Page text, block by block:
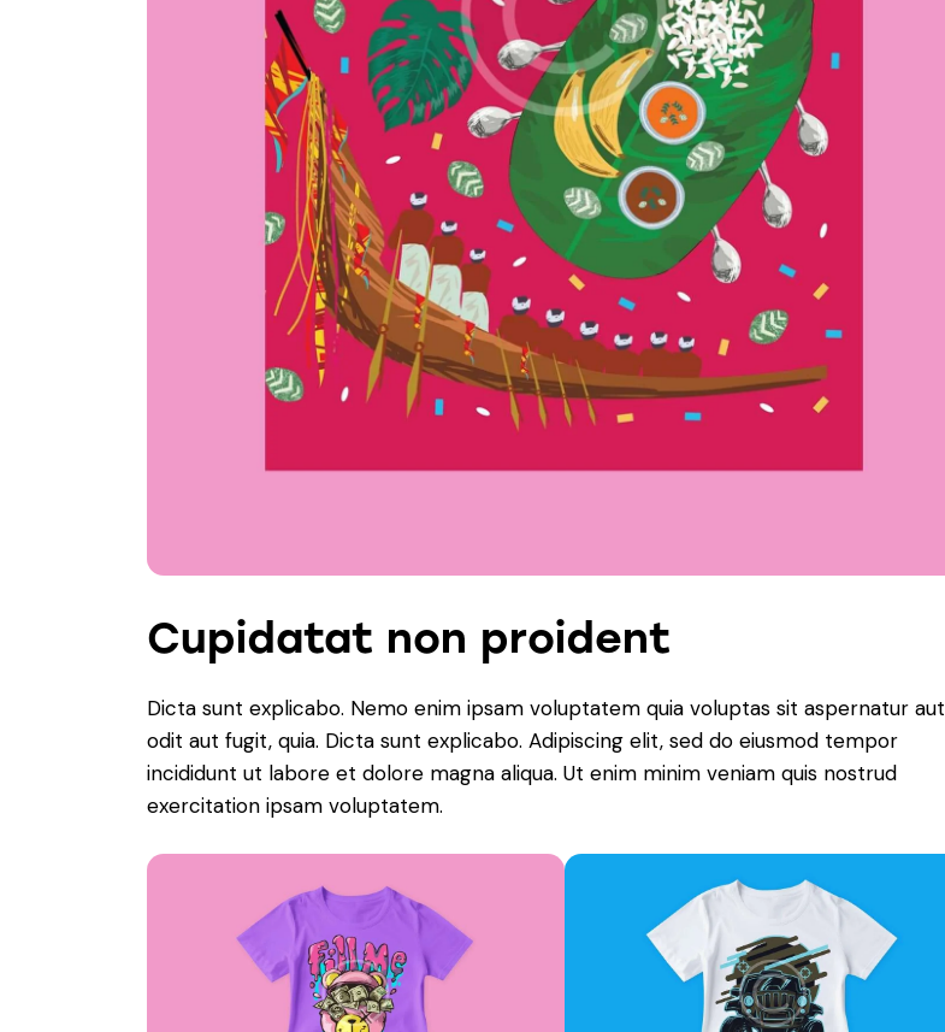
Cupidatat non proident
Dicta sunt explicabo. Nemo enim ipsam voluptatem quia voluptas sit aspernatur aut
odit aut fugit, quia. Dicta sunt explicabo. Adipiscing elit, sed do eiusmod tempor
incididunt ut labore et dolore magna aliqua. Ut enim minim veniam quis nostrud
exercitation ipsam voluptatem.